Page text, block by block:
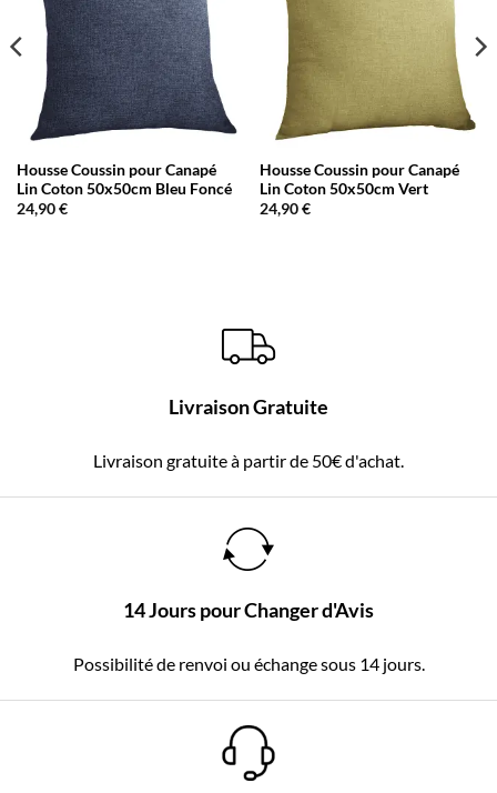
Housse Coussin pour Canapé
Lin Coton 50x50cm Bleu Foncé
24,90€
Housse Coussin pour Canapé
Lin Coton 50x50cm Vert
24,90€
Livraison Gratuite
Livraison gratuite à partir de 50€ d'achat.
14 Jours pour Changer d'Avis
Possibilité de renvoi ou échange sous 14 jours.